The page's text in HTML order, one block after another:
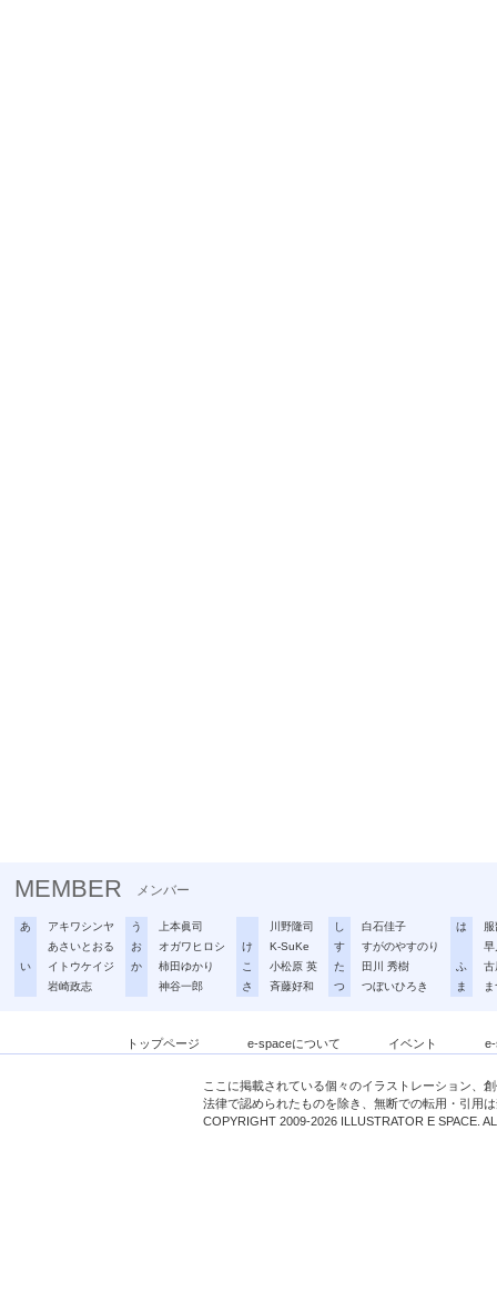
MEMBER メンバー
あ
アキワシンヤ
あさいとおる
い
イトウケイジ
岩崎政志
う
上本眞司
お
オガワヒロシ
か
柿田ゆかり
神谷一郎
川野隆司
け
K-SuKe
こ
小松原 英
さ
斉藤好和
し
白石佳子
す
すがのやすのり
た
田川 秀樹
つ
つぼいひろき
は
早
ふ
古
ま
トップページ e-spaceについて イベント
ここに掲載されている個々のイラストレーション、
法律で認められたものを除き、無断での転用・引用
COPYRIGHT 2009-2026 ILLUSTRATOR E SPACE.